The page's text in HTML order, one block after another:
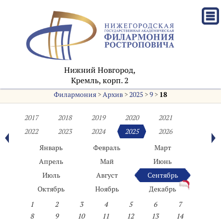
Нижний Новгород,
Кремль, корп. 2
Филармония>Архив>2025>9> 18
2017 2018 2019 2020
2021
2022
2023 2024 2025
2026
Январь
Февраль
Март
Апрель
Май
Июнь
Июль
Август
Сентябрь
Октябрь
Ноябрь
Декабрь
1
2 3 4 5 6
7
8
9 10 11 12 13
14